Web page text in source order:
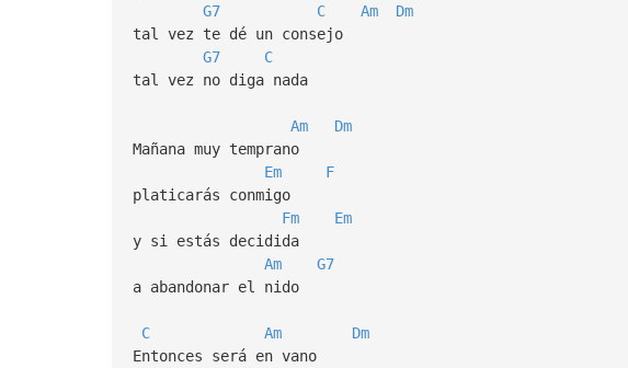
G7
C Am
Dm
tal vez te dé un consejo
G7
C
tal vez no diga nada
Am
Dm
Mañana muy temprano
Em
F
platicarás conmigo
Fm
Em
y si estás decidida
Am
G7
a abandonar el nido
C Am
Dm
Entonces será en vano